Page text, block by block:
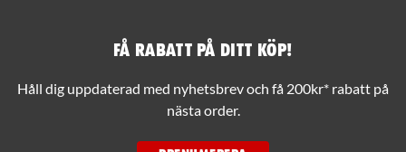
Få rabatt på ditt köp!
Håll dig uppdaterad med nyhetsbrev och få 200kr* rabatt på
nästa order.